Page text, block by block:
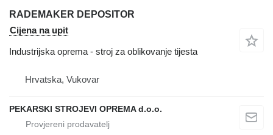
RADEMAKER DEPOSITOR
Cijena na upit
Industrijska oprema - stroj za oblikovanje tijesta
Hrvatska, Vukovar
PEKARSKI STROJEVI OPREMA d.o.o.